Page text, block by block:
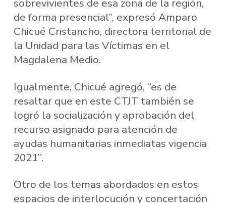
sobrevivientes de esa zona de la región,
de forma presencial”, expresó Amparo
Chicué Cristancho, directora territorial de
la Unidad para las Víctimas en el
Magdalena Medio.
Igualmente, Chicué agregó, “es de
resaltar que en este CTJT también se
logró la socialización y aprobación del
recurso asignado para atención de
ayudas humanitarias inmediatas vigencia
2021”.
Otro de los temas abordados en estos
espacios de interlocución y concertación